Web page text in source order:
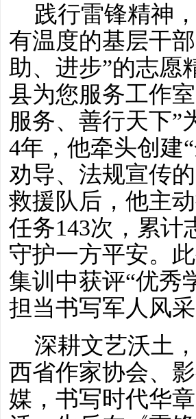
践行雷锋精神
有温度的基层干
助、进步”的志愿
县为您服务工作
服务、善行天下”
4年，他牵头创建
劝导、法规宣传
救援队后，他主
任务143次，累计
守护一方平安。
集训中获评“优秀
担当书写军人风采
深耕文艺沃土
西省作家协会、
媒，书写时代华